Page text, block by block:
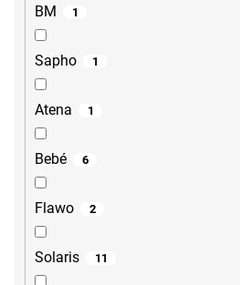
BM 1
Sapho 1
Atena 1
Bebé 6
Flawo 2
Solaris 11